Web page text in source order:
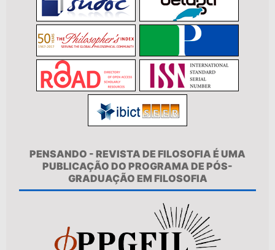
PENSANDO - REVISTA DE FILOSOFIA É UMA
PUBLICAÇÃO DO PROGRAMA DE PÓS-
GRADUAÇÃO EM FILOSOFIA